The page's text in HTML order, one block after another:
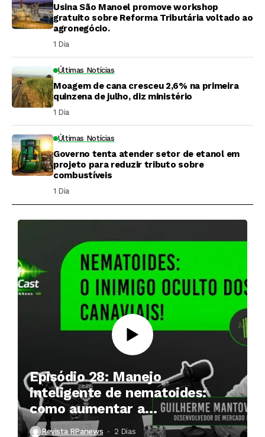
Usina São Manoel promove workshop
gratuito sobre Reforma Tributária voltado ao
agronegócio.
1 Dia ⁮
Últimas Notícias
Moagem de cana cresceu 2,6% na primeira
quinzena de julho, diz ministério
1 Dia ⁮
Últimas Notícias
Governo tenta atender setor de etanol em
projeto para reduzir tributo sobre
combustíveis
1 Dia ⁮
Episódio 28: Manejo
inteligente de nematoides:
como aumentar a
produtividade das soqueiras?
Revista RPanews 2 Dias ⁮